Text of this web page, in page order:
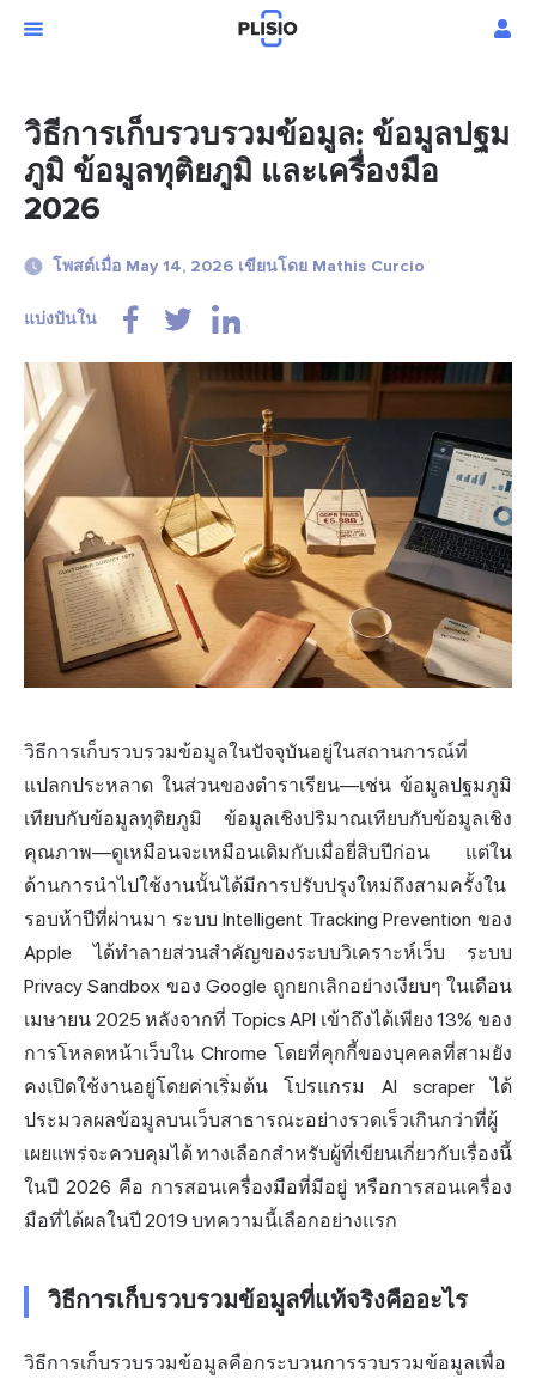
วิธีการเก็บรวบรวมข้อมูล: ข้อมูลปฐม
ภูมิ ข้อมูลทุติยภูมิ และเครื่องมือ
2026
โพสต์เมื่อ May 14, 2026 เขียนโดย Mathis Curcio
แบ่งปันใน
วิธีการเก็บรวบรวมข้อมูลในปัจจุบันอยู่ในสถานการณ์ที่
แปลกประหลาด ในส่วนของตำราเรียน—เช่น ข้อมูลปฐมภูมิ
เทียบกับข้อมูลทุติยภูมิ ข้อมูลเชิงปริมาณเทียบกับข้อมูลเชิง
คุณภาพ—ดูเหมือนจะเหมือนเดิมกับเมื่อยี่สิบปีก่อน แต่ใน
ด้านการนำไปใช้งานนั้นได้มีการปรับปรุงใหม่ถึงสามครั้งใน
รอบห้าปีที่ผ่านมา ระบบ Intelligent Tracking Prevention ของ
Apple ได้ทำลายส่วนสำคัญของระบบวิเคราะห์เว็บ ระบบ
Privacy Sandbox ของGoogle ถูกยกเลิกอย่างเงียบๆ ในเดือน
เมษายน 2025 หลังจากที่ Topics API เข้าถึงได้เพียง 13% ของ
การโหลดหน้าเว็บใน Chrome โดยที่คุกกี้ของบุคคลที่สามยัง
คงเปิดใช้งานอยู่โดยค่าเริ่มต้น โปรแกรม AI scraper ได้
ประมวลผลข้อมูลบนเว็บสาธารณะอย่างรวดเร็วเกินกว่าที่ผู้
เผยแพร่จะควบคุมได้ ทางเลือกสำหรับผู้ที่เขียนเกี่ยวกับเรื่องนี้
ในปี 2026 คือ การสอนเครื่องมือที่มีอยู่ หรือการสอนเครื่อง
มือที่ได้ผลในปี 2019 บทความนี้เลือกอย่างแรก
วิธีการเก็บรวบรวมข้อมูลที่แท้จริงคืออะไร
วิธีการเก็บรวบรวมข้อมูลคือกระบวนการรวบรวมข้อมูลเพื่อ